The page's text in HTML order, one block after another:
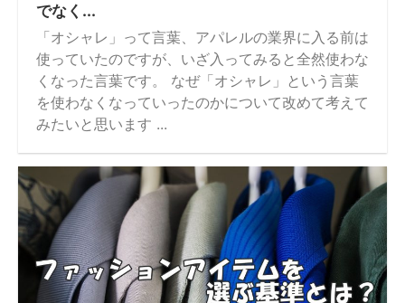
でなく...
「オシャレ」って言葉、アパレルの業界に入る前は
使っていたのですが、いざ入ってみると全然使わな
くなった言葉です。 なぜ「オシャレ」という言葉
を使わなくなっていったのかについて改めて考えて
みたいと思います ...